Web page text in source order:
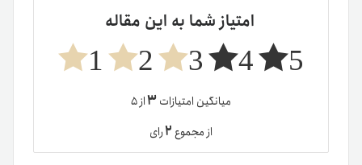
امتیاز شما به این مقاله
5
4
3
2
1
میانگین امتیازات۳از ۵
از مجموع۲رای